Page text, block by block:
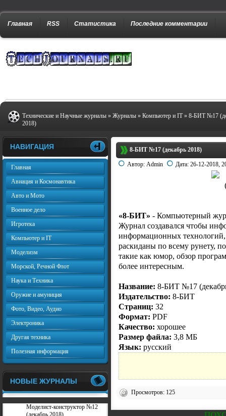
Главная RSS Статистика Последние комментарии
Технические и Научные журналы » Журналы » Компьютер и IT» 8-БИТ №17
2018)
8-БИТ №17 (декабрь 2018)
Автор: Admin Дата: 26-12-2018,
«8-БИТ» - Компьютерный
Журнал создавался чтобы
информационных технологий,
раскиданы по всему рунету,
такие как юмор, обзор
более интересным.
Название: 8-БИТ №17
Издательство: 8-БИТ
Страниц: 32
Формат: PDF
Качество: хорошее
Размер файла: 3,8 МБ
Язык: русский
Просмотров: 125
НАВИГАЦИЯ
Главная
Авиация и Космонавтика
Авто и Мото
Военное дело
Игротека
Компьютер и IT
Моделизм
Морской, Речной Флот
Наука и Техника
Оружие и амуниция
Фото, Видео, Аудио
Электроника
Другая техника
Полезная информация
НОВЫЕ ЖУРНАЛЫ
Моделист-конструктор №12
(декабрь 2018)